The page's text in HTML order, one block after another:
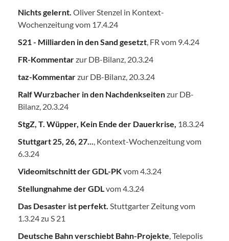
Nichts gelernt. Oliver Stenzel in Kontext-
Wochenzeitung vom 17.4.24
S21 - Milliarden in den Sand gesetzt , FR vom 9.4.24
FR-Kommentarzur DB-Bilanz, 20.3.24
taz-Kommentarzur DB-Bilanz, 20.3.24
Ralf Wurzbacher in den Nachdenkseitenzur DB-
Bilanz, 20.3.24
StgZ, T. Wüpper, Kein Ende der Dauerkrise, 18.3.24
Stuttgart 25, 26, 27...
, Kontext-Wochenzeitung vom
6.3.24
Videomitschnitt der GDL-PKvom 4.3.24
Stellungnahme der GDL vom 4.3.24
Das Desaster ist perfekt. Stuttgarter Zeitung vom
1.3.24 zu S 21
Deutsche Bahn verschiebt Bahn-Projekte , Telepolis